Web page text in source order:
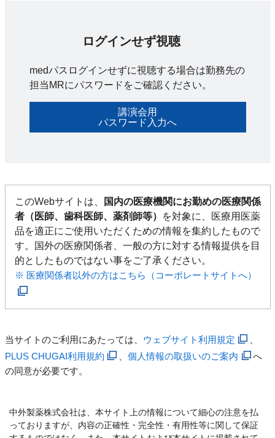
ログインせず視聴
medパスログインせずに視聴する場合は勤務先の
担当MRにパスワードをご確認ください。
講演会用
パスワード入力へ
このWebサイトは、
国内の医療機関にお勤めの医療関係
者（医師、歯科医師、薬剤師等）
を対象に、医療用医薬
品を適正にご使用いただくための情報を集約したもので
す。国外の医療関係者、一般の方に対する情報提供を目
的としたものではない事をご了承ください。
※ 医療関係者以外の方はこちら（コーポレートサイトへ）
当サイトのご利用にあたっては、 ウェブサイト利用規定
PLUS CHUGAI利用規約
、個人情報の取扱いのご案内
へ
の同意が必要です。
中外製薬株式会社は、本サイト上の情報について細心の注意を払
っておりますが、内容の正確性・完全性・有用性等に関して保証